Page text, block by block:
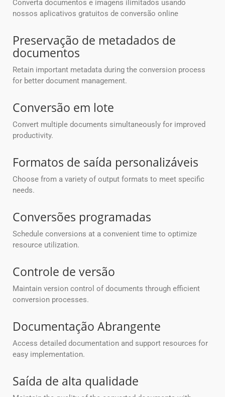
Converta documentos e imagens ilimitados usando
nossos aplicativos gratuitos de conversão online
Preservação de metadados de
documentos
Retain important metadata during the conversion process
for better document management.
Conversão em lote
Convert multiple documents simultaneously for improved
productivity.
Formatos de saída personalizáveis
Choose from a variety of output formats to meet specific
needs.
Conversões programadas
Schedule conversions at a convenient time to optimize
resource utilization.
Controle de versão
Maintain version control of documents through efficient
conversion processes.
Documentação Abrangente
Access detailed documentation and support resources for
easy implementation.
Saída de alta qualidade